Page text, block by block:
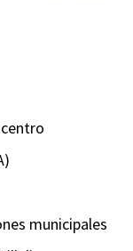
municipales